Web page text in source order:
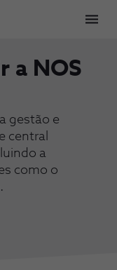
a NOS
gestão e
central
a
como o